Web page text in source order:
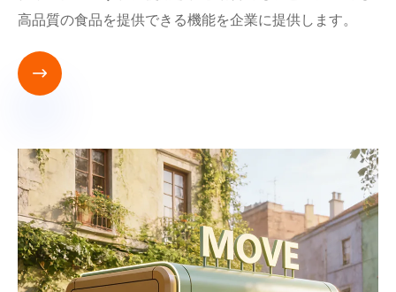
高品質の食品を提供できる機能を企業に提供します。
